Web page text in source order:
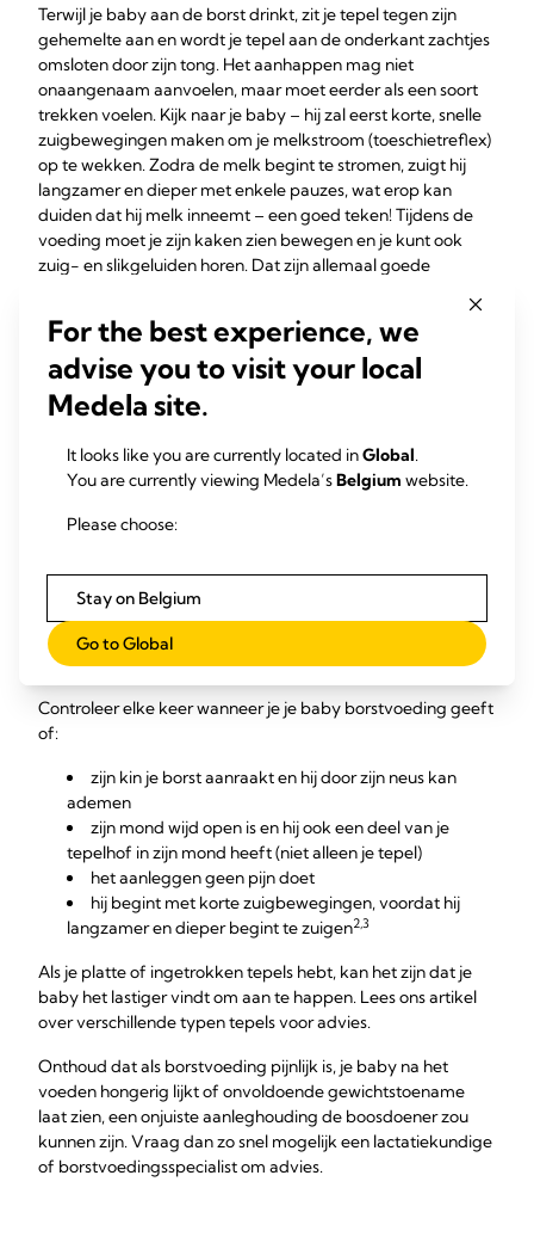
Terwijl je baby aan de borst drinkt, zit je tepel tegen zijn
gehemelte aan en wordt je tepel aan de onderkant zachtjes
omsloten door zijn tong. Het aanhappen mag niet
onaangenaam aanvoelen, maar moet eerder als een soort
trekken voelen. Kijk naar je baby – hij zal eerst korte, snelle
zuigbewegingen maken om je melkstroom (toeschietreflex)
op te wekken. Zodra de melk begint te stromen, zuigt hij
langzamer en dieper met enkele pauzes, wat erop kan
duiden dat hij melk inneemt – een goed teken! Tijdens de
voeding moet je zijn kaken zien bewegen en je kunt ook
zuig- en slikgeluiden horen. Dat zijn allemaal goede
baby voldoende
natte en vieze luiers
verwachte gewichtstoename laat zien.2,3
6:Hoe haal je je babyweer van de borst af?
doet, hij op je tepel begint te kauwen of met zijn tong tegen
het puntje van je tepel wrijft, haal je hem van de borst af en
onderbreken door je schone vinger voorzichtig in de hoek
Tekenen van een
correcte aanleghouding
Controleer elke keer wanneer je je baby borstvoeding geeft
of:
zijn kin je borst aanraakt en hij door zijn neus kan
ademen
zijn mond wijd open is en hij ook een deel van je
tepelhof in zijn mond heeft (niet alleen je tepel)
het aanleggen geen pijn doet
hij begint met korte zuigbewegingen, voordat hij
langzamer en dieper begint te zuigen2,3
Als je platte of ingetrokken tepels hebt, kan het zijn dat je
baby het lastiger vindt om aan te happen. Lees ons artikel
over verschillende typen tepels voor advies.
Onthoud dat als borstvoeding pijnlijk is, je baby na het
voeden hongerig lijkt of onvoldoende gewichtstoename
laat zien, een onjuiste aanleghouding de boosdoener zou
kunnen zijn. Vraag dan zo snel mogelijk een lactatiekundige
of borstvoedingsspecialist om advies.
For the best experience, we
advise you to visit your local
Medela site.
It looks like you are currently located inGlobal.
You are currently viewing Medela’sBelgium website.
Please choose:
Stay on Belgium
Go to Global